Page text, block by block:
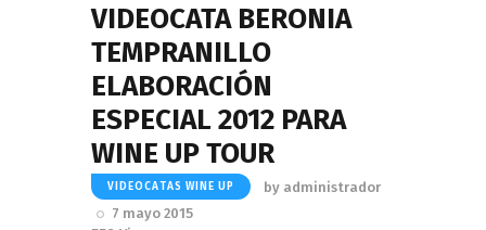
VIDEOCATA BERONIA
TEMPRANILLO
ELABORACIÓN
ESPECIAL 2012 PARA
WINE UP TOUR
VIDEOCATAS WINE UP by administrador
7 mayo 2015